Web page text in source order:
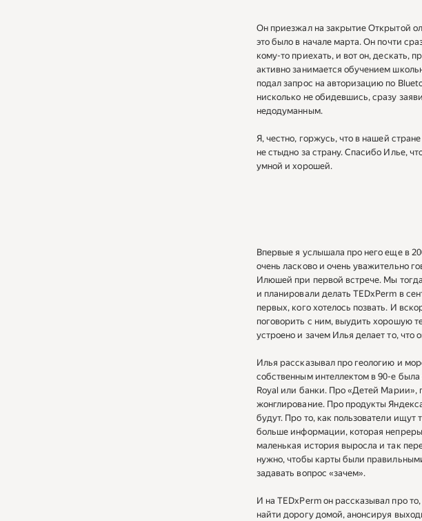
Он приезжал на закрытие Открытой
это было в начале марта. Он почти
кому-то приехать, и вот он, дескать,
активно занимается обучением
подал запрос на авторизацию по
нисколько не обидевшись, сразу
недодуманным.
Я, честно, горжусь, что в нашей
не стыдно за страну. Спасибо Илье,
умной и хорошей.
Впервые я услышала про него еще в
очень ласково и очень уважительно
Илюшей при первой встрече. Мы
и планировали делать TEDxPerm в
первых, кого хотелось позвать. И
поговорить с ним, выудить хорошую
устроено и зачем Илья делает то, что
Илья рассказывал про геологию и
собственным интеллектом в 90-е
Royal или банки. Про «Детей Марии»,
жонглирование. Про продукты
будут. Про то, как пользователи
больше информации, которая
маленькая история выросла и так
нужно, чтобы карты были
задавать вопрос «зачем».
И на TEDxPerm он рассказывал про
найти дорогу домой, анонсируя